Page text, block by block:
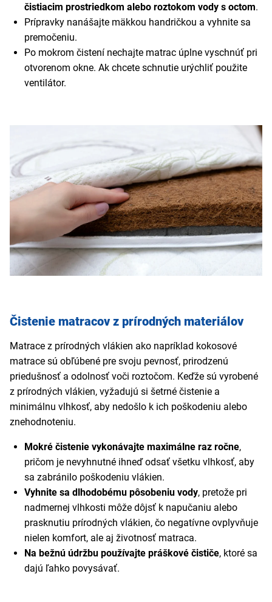
čistiacim prostriedkom alebo roztokom vody s octom.
Prípravky nanášajte mäkkou handričkou a vyhnite sa
premočeniu.
Po mokrom čistení nechajte matrac úplne vyschnúť pri
otvorenom okne. Ak chcete schnutie urýchliť použite
ventilátor.
Čistenie matracov z prírodných materiálov
Matrace z prírodných vlákien ako napríklad kokosové
matrace sú obľúbené pre svoju pevnosť, prirodzenú
priedušnosť a odolnosť voči roztočom. Keďže sú vyrobené
z prírodných vlákien, vyžadujú si šetrné čistenie a
minimálnu vlhkosť, aby nedošlo k ich poškodeniu alebo
znehodnoteniu.
Mokré čistenie vykonávajte maximálne raz ročne,
pričom je nevyhnutné ihneď odsať všetku vlhkosť, aby
sa zabránilo poškodeniu vlákien.
Vyhnite sa dlhodobému pôsobeniu vody, pretože pri
nadmernej vlhkosti môže dôjsť k napučaniu alebo
prasknutiu prírodných vlákien, čo negatívne ovplyvňuje
nielen komfort, ale aj životnosť matraca.
Na bežnú údržbu používajte práškové čističe, ktoré sa
dajú ľahko povysávať.